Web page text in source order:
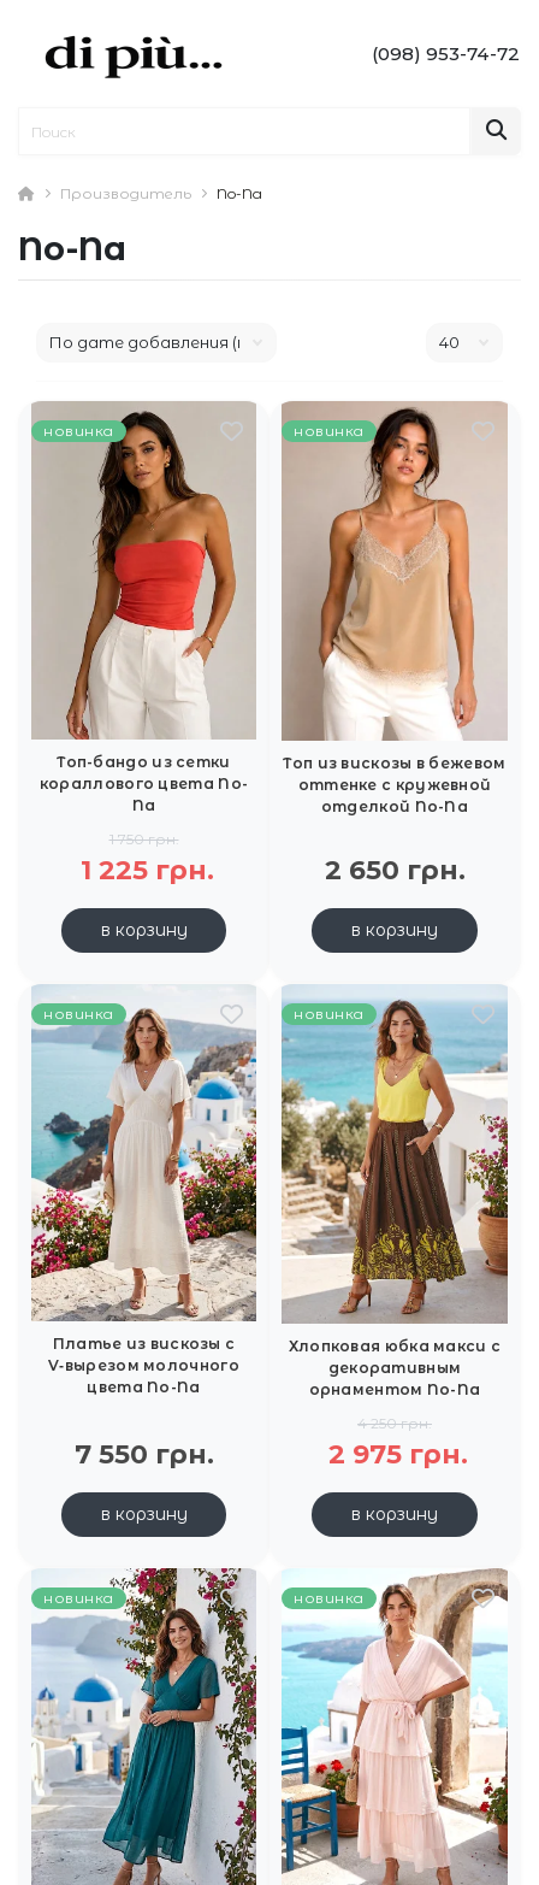
(098) 953-74-72
Производитель No-Na
No-Na
новинка
Топ-бандо из сетки
кораллового цвета No-
Na
1 750 грн.
1 225 грн.
в корзину
новинка
Топ из вискозы в бежевом
оттенке с кружевной
отделкой No-Na
2 650 грн.
в корзину
новинка
Платье из вискозы с
V‑вырезом молочного
цвета No-Na
7 550 грн.
в корзину
новинка
Хлопковая юбка макси с
декоративным
орнаментом No-Na
4 250 грн.
2 975 грн.
в корзину
новинка новинка